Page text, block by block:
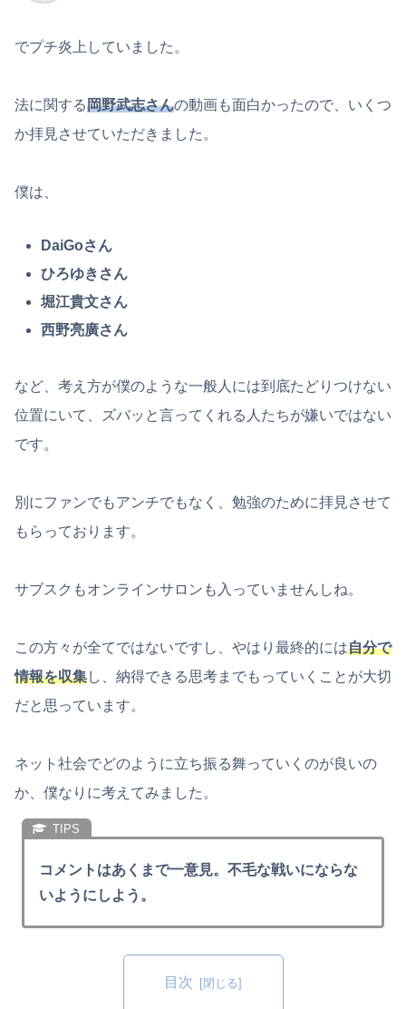
でプチ炎上していました。
法に関する岡野武志さんの動画も面白かったので、いくつ
か拝見させていただきました。
僕は、
DaiGoさん
ひろゆきさん
堀江貴文さん
西野亮廣さん
など、考え方が僕のような一般人には到底たどりつけない
位置にいて、ズバッと言ってくれる人たちが嫌いではない
です。
別にファンでもアンチでもなく、勉強のために拝見させて
もらっております。
サブスクもオンラインサロンも入っていませんしね。
この方々が全てではないですし、やはり最終的には自分で
情報を収集し、納得できる思考までもっていくことが大切
だと思っています。
ネット社会でどのように立ち振る舞っていくのが良いの
か、僕なりに考えてみました。
コメントはあくまで一意見。不毛な戦いにならな
いようにしよう。
目次